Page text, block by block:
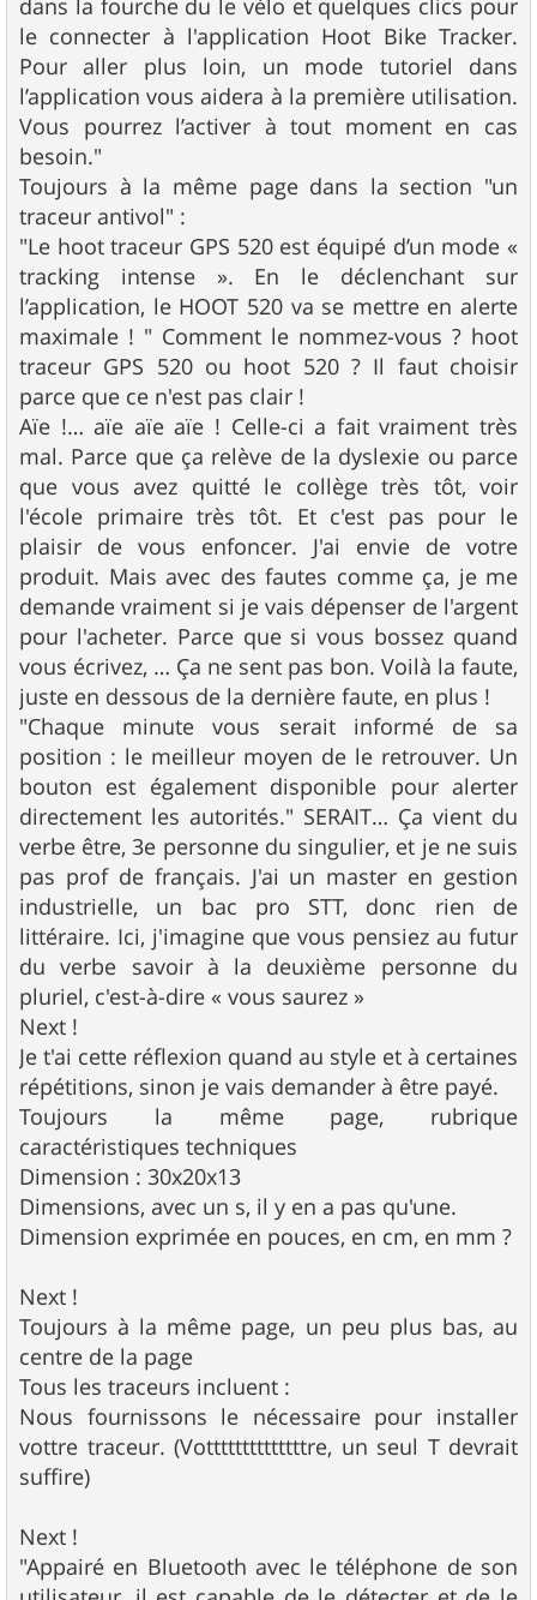
le connecter à l'application Hoot Bike Tracker.
Pour aller plus loin, un mode tutoriel dans
l’application vous aidera à la première utilisation.
Vous pourrez l’activer à tout moment en cas
besoin."
Toujours à la même page dans la section "un
traceur antivol" :
"Le hoot traceur GPS 520 est équipé d’un mode «
tracking intense ». En le déclenchant sur
l’application, le HOOT 520 va se mettre en alerte
maximale ! " Comment le nommez-vous ? hoot
traceur GPS 520 ou hoot 520 ? Il faut choisir
parce que ce n'est pas clair !
Aïe !… aïe aïe aïe ! Celle-ci a fait vraiment très
mal. Parce que ça relève de la dyslexie ou parce
que vous avez quitté le collège très tôt, voir
l'école primaire très tôt. Et c'est pas pour le
plaisir de vous enfoncer. J'ai envie de votre
produit. Mais avec des fautes comme ça, je me
demande vraiment si je vais dépenser de l'argent
pour l'acheter. Parce que si vous bossez quand
vous écrivez, … Ça ne sent pas bon. Voilà la faute,
juste en dessous de la dernière faute, en plus !
"Chaque minute vous serait informé de sa
position : le meilleur moyen de le retrouver. Un
bouton est également disponible pour alerter
directement les autorités." SERAIT… Ça vient du
verbe être, 3e personne du singulier, et je ne suis
pas prof de français. J'ai un master en gestion
industrielle, un bac pro STT, donc rien de
littéraire. Ici, j'imagine que vous pensiez au futur
du verbe savoir à la deuxième personne du
pluriel, c'est-à-dire « vous saurez »
Next !
Je t'ai cette réflexion quand au style et à certaines
répétitions, sinon je vais demander à être payé.
Toujours la même page, rubrique
caractéristiques techniques
Dimension : 30x20x13
Dimensions, avec un s, il y en a pas qu'une.
Dimension exprimée en pouces, en cm, en mm ?
Next !
Toujours à la même page, un peu plus bas, au
centre de la page
Tous les traceurs incluent :
Nous fournissons le nécessaire pour installer
vottre traceur. (Vottttttttttttttre, un seul T devrait
suffire)
Next !
"Appairé en Bluetooth avec le téléphone de son